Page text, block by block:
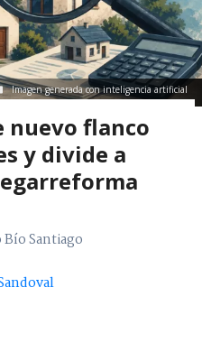
Imagen generada con inteligencia artificial
nuevo flanco
y divide a
Santiago